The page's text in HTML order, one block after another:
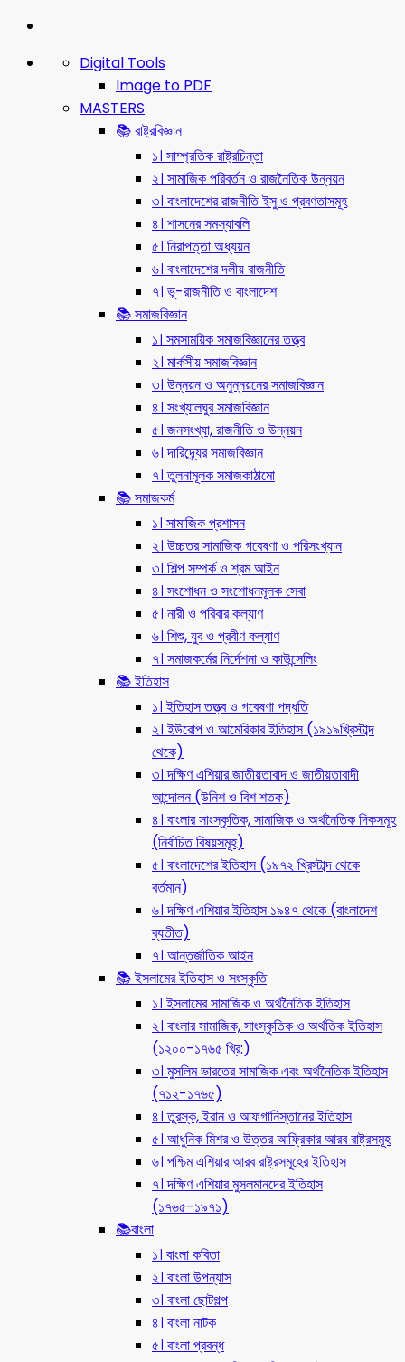
Digital Tools
Image to PDF
MASTERS
📚 রাষ্ট্রবিজ্ঞান
১। সাম্প্রতিক রাষ্ট্রচিন্তা
২। সামাজিক পরিবর্তন ও রাজনৈতিক উন্নয়ন
৩। বাংলাদেশের রাজনীতি ইসু ও প্রবণতাসমূহ
৪। শাসনের সমস্যাবলি
৫। নিরাপত্তা অধ্যয়ন
৬। বাংলাদেশের দলীয় রাজনীতি
৭। ভূ-রাজনীতি ও বাংলাদেশ
📚 সমাজবিজ্ঞান
১। সমসাময়িক সমাজবিজ্ঞানের তত্ত্ব
২। মার্কসীয় সমাজবিজ্ঞান
৩। উন্নয়ন ও অনুন্নয়নের সমাজবিজ্ঞান
৪। সংখ্যালঘুর সমাজবিজ্ঞান
৫। জনসংখ্যা, রাজনীতি ও উন্নয়ন
৬। দারিদ্র্যের সমাজবিজ্ঞান
৭। তুলনামূলক সমাজকাঠামো
📚 সমাজকর্ম
১। সামাজিক প্রশাসন
২। উচ্চতর সামাজিক গবেষণা ও পরিসংখ্যান
৩। শিল্প সম্পর্ক ও শ্রম আইন
৪। সংশোধন ও সংশোধনমূলক সেবা
৫। নারী ও পরিবার কল্যাণ
৬। শিশু, যুব ও প্রবীণ কল্যাণ
৭। সমাজকর্মের নির্দেশনা ও কাউন্সেলিং
📚 ইতিহাস
১। ইতিহাস তত্ত্ব ও গবেষণা পদ্ধতি
২। ইউরোপ ও আমেরিকার ইতিহাস (১৯১৯খ্রিস্টাব্দ
থেকে)
৩। দক্ষিণ এশিয়ার জাতীয়তাবাদ ও জাতীয়তাবাদী
আন্দোলন (উনিশ ও বিশ শতক)
৪। বাংলার সাংস্কৃতিক, সামাজিক ও অর্থনৈতিক দিকসমূহ
(নির্বাচিত বিষয়সমূহ)
৫। বাংলাদেশের ইতিহাস (১৯৭২ খ্রিস্টাব্দ থেকে
বর্তমান)
৬। দক্ষিণ এশিয়ার ইতিহাস ১৯৪৭ থেকে (বাংলাদেশ
ব্যতীত)
৭। আন্তর্জাতিক আইন
📚 ইসলামের ইতিহাস ও সংস্কৃতি
১। ইসলামের সামাজিক ও অর্থনৈতিক ইতিহাস
২। বাংলার সামাজিক, সাংস্কৃতিক ও অর্থতিক ইতিহাস
(১২০০-১৭৬৫ খ্রি:)
৩। মুসলিম ভারতের সামাজিক এবং অর্থনৈতিক ইতিহাস
(৭১২-১৭৬৫)
৪। তুরস্ক, ইরান ও আফগানিস্তানের ইতিহাস
৫। আধুনিক মিশর ও উত্তর আফ্রিকার আরব রাষ্ট্রসমূহ
৬। পশ্চিম এশিয়ার আরব রাষ্ট্রসমূহের ইতিহাস
৭। দক্ষিণ এশিয়ার মুসলমানদের ইতিহাস
(১৭৬৫-১৯৭১)
📚বাংলা
১। বাংলা কবিতা
২। বাংলা উপন্যাস
৩। বাংলা ছোটগল্প
৪। বাংলা নাটক
৫। বাংলা প্রবন্ধ